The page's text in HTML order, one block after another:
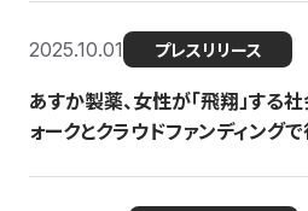
2025.10.01 プレスリリース
あすか製薬、女性が「飛翔」する
ォークとクラウドファンディング